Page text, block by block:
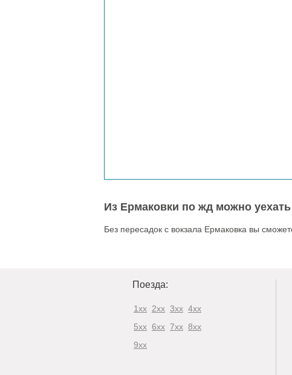
Из Ермаковки по жд можно
Без пересадок с вокзала Ермаковка вы
Поезда:
1xx 2xx 3xx 4xx
5xx 6xx 7xx 8xx
9xx